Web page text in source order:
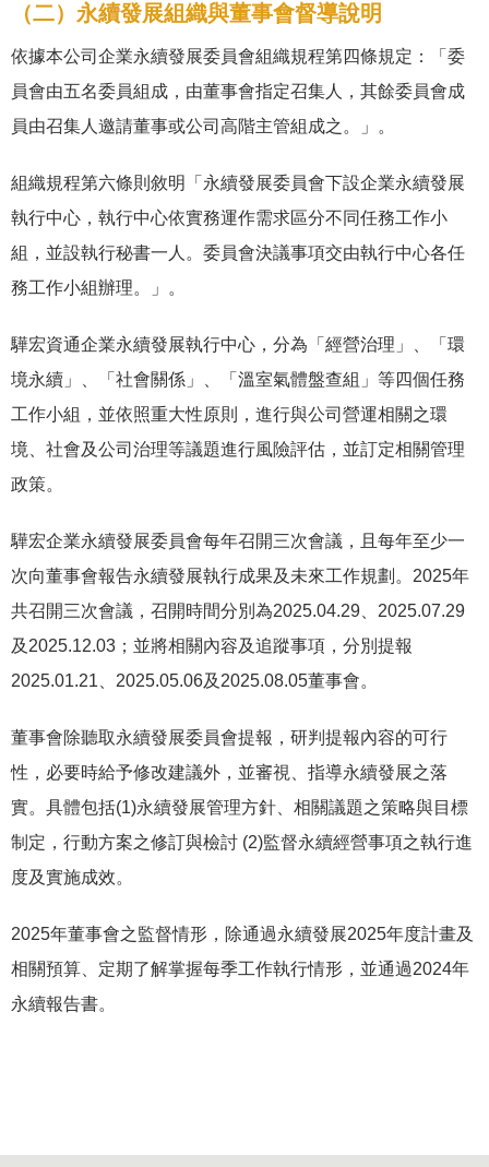
（二）永續發展組織與董事會督導說明
依據本公司企業永續發展委員會組織規程第四條規定：「委
員會由五名委員組成，由董事會指定召集人，其餘委員會成
員由召集人邀請董事或公司高階主管組成之。」。
組織規程第六條則敘明「永續發展委員會下設企業永續發展
執行中心，執行中心依實務運作需求區分不同任務工作小
組，並設執行秘書一人。委員會決議事項交由執行中心各任
務工作小組辦理。」。
驊宏資通企業永續發展執行中心，分為「經營治理」、「環
境永續」、「社會關係」、「溫室氣體盤查組」等四個任務
工作小組，並依照重大性原則，進行與公司營運相關之環
境、社會及公司治理等議題進行風險評估，並訂定相關管理
政策。
驊宏企業永續發展委員會每年召開三次會議，且每年至少一
次向董事會報告永續發展執行成果及未來工作規劃。2025年
共召開三次會議，召開時間分別為2025.04.29、2025.07.29
及2025.12.03；並將相關內容及追蹤事項，分別提報
2025.01.21、2025.05.06及2025.08.05董事會。
董事會除聽取永續發展委員會提報，研判提報內容的可行
性，必要時給予修改建議外，並審視、指導永續發展之落
實。具體包括(1)永續發展管理方針、相關議題之策略與目標
制定，行動方案之修訂與檢討 (2)監督永續經營事項之執行進
度及實施成效。
2025年董事會之監督情形，除通過永續發展2025年度計畫及
相關預算、定期了解掌握每季工作執行情形，並通過2024年
永續報告書。